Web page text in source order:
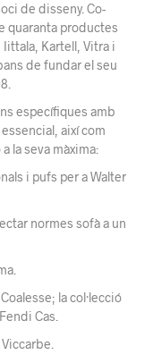
de disseny. Co-
quaranta productes
Iittala, Kartell, Vitra i
de fundar el seu
específiques amb
així com
la seva màxima:
i pufs per a Walter
normes sofà a un
la col·lecció
Cas.